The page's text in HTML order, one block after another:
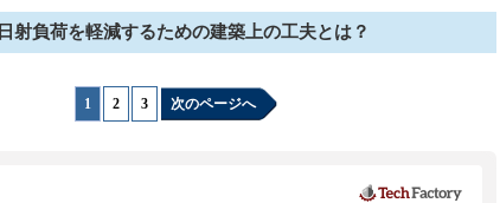
日射負荷を軽減するための建築上の工夫とは？
1 2 3 次のページへ